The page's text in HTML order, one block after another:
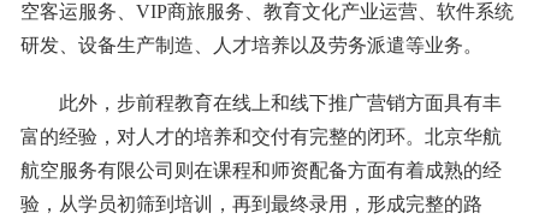
空客运服务、VIP商旅服务、教育文化产业运营、软件系统
研发、设备生产制造、人才培养以及劳务派遣等业务。
此外，步前程教育在线上和线下推广营销方面具有丰
富的经验，对人才的培养和交付有完整的闭环。北京华航
航空服务有限公司则在课程和师资配备方面有着成熟的经
验，从学员初筛到培训，再到最终录用，形成完整的路